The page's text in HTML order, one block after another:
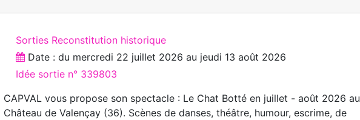
Sorties Reconstitution historique
Date : du mercredi 22 juillet 2026 au jeudi 13 août 2026
Idée sortie n° 339803
CAPVAL vous propose son spectacle : Le Chat Botté en juillet - août 2026 au
Château de Valençay (36). Scènes de danses, théâtre, humour, escrime, de